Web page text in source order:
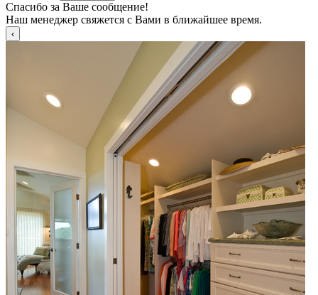
Спасибо за Ваше сообщение!
Наш менеджер свяжется с Вами в ближайшее время.